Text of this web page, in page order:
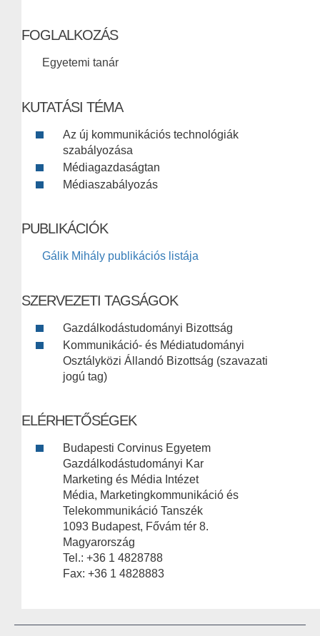
FOGLALKOZÁS
Egyetemi tanár
KUTATÁSI TÉMA
Az új kommunikációs technológiák
szabályozása
Médiagazdaságtan
Médiaszabályozás
PUBLIKÁCIÓK
Gálik Mihály publikációs listája
SZERVEZETI TAGSÁGOK
Gazdálkodástudományi Bizottság
Kommunikáció- és Médiatudományi
Osztályközi Állandó Bizottság (szavazati
jogú tag)
ELÉRHETŐSÉGEK
Budapesti Corvinus Egyetem
Gazdálkodástudományi Kar
Marketing és Média Intézet
Média, Marketingkommunikáció és
Telekommunikáció Tanszék
1093 Budapest, Fővám tér 8.
Magyarország
Tel.: +36 1 4828788
Fax: +36 1 4828883